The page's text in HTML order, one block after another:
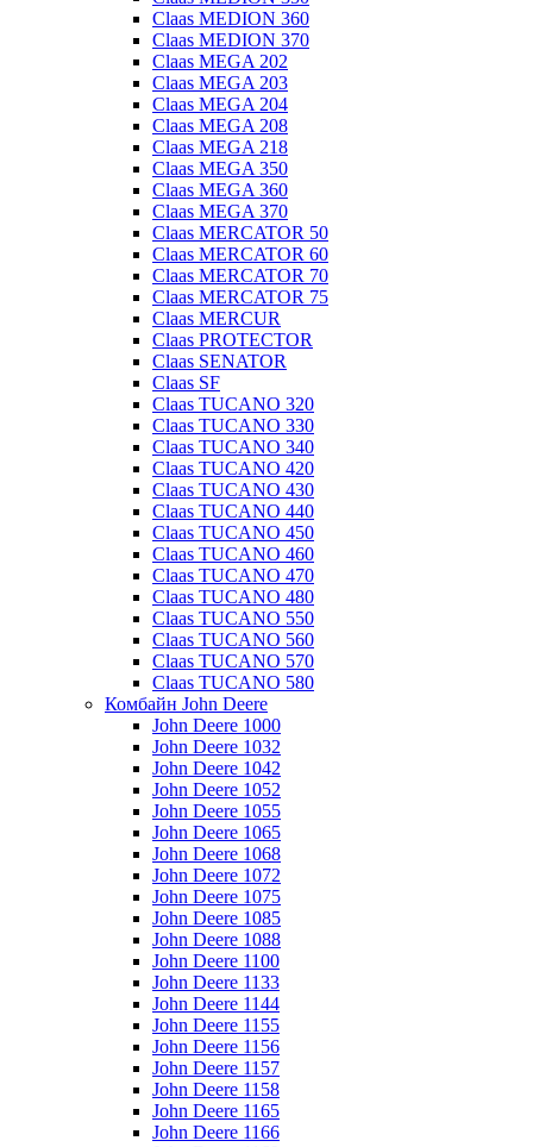
Claas MEDION 360
Claas MEDION 370
Claas MEGA 202
Claas MEGA 203
Claas MEGA 204
Claas MEGA 208
Claas MEGA 218
Claas MEGA 350
Claas MEGA 360
Claas MEGA 370
Claas MERCATOR 50
Claas MERCATOR 60
Claas MERCATOR 70
Claas MERCATOR 75
Claas MERCUR
Claas PROTECTOR
Claas SENATOR
Claas SF
Claas TUCANO 320
Claas TUCANO 330
Claas TUCANO 340
Claas TUCANO 420
Claas TUCANO 430
Claas TUCANO 440
Claas TUCANO 450
Claas TUCANO 460
Claas TUCANO 470
Claas TUCANO 480
Claas TUCANO 550
Claas TUCANO 560
Claas TUCANO 570
Claas TUCANO 580
Комбайн John Deere
John Deere 1000
John Deere 1032
John Deere 1042
John Deere 1052
John Deere 1055
John Deere 1065
John Deere 1068
John Deere 1072
John Deere 1075
John Deere 1085
John Deere 1088
John Deere 1100
John Deere 1133
John Deere 1144
John Deere 1155
John Deere 1156
John Deere 1157
John Deere 1158
John Deere 1165
John Deere 1166